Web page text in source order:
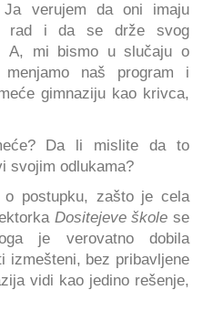
verujem da oni imaju
rad i da se drže svog
A, mi bismo u slučaju o
naš program i
gimnaziju kao krivca,
Da li mislite da to
svojim odlukama?
o postupku, zašto je cela
Dositejeve škole se
je verovatno dobila
izmešteni, bez pribavljene
vidi kao jedino rešenje,